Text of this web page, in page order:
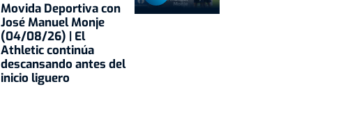
Movida Deportiva con
José Manuel Monje
(04/08/26) | El
Athletic continúa
descansando antes del
inicio liguero